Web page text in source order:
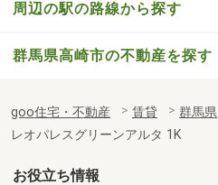
周辺の駅の路線から探す
群馬県高崎市の不動産を探す
goo住宅・不動産 賃貸 群馬県
レオパレスグリーンアルタ 1K
お役立ち情報